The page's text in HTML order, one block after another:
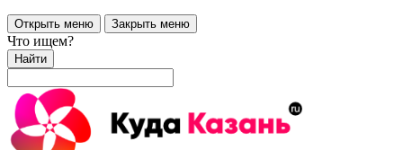
Открыть меню Закрыть меню
Что ищем?
Найти